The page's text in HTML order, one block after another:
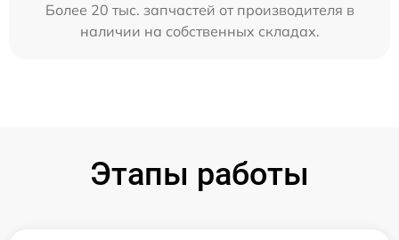
Более 20 тыс. запчастей от производителя в
наличии на собственных складах.
Этапы работы